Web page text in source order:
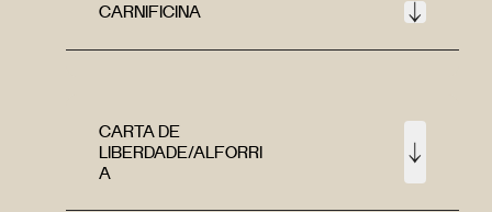
CARNIFICINA
CARTA DE
LIBERDADE/ALFORRI
A